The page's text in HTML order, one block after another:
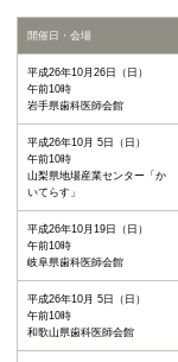
開催日・会場
平成26年10月26日（日）
午前10時
岩手県歯科医師会館
平成26年10月 5日（日）
午前10時
山梨県地場産業センター「か
いてらす」
平成26年10月19日（日）
午前10時
岐阜県歯科医師会館
平成26年10月 5日（日）
午前10時
和歌山県歯科医師会館